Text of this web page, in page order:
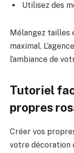
Utilisez des
Mélangez tailles
maximal.
l’ambiance de
Tutoriel
propres
Créer vos
votre décoration